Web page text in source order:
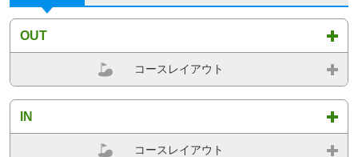
OUT
コースレイアウト
IN
コースレイアウト